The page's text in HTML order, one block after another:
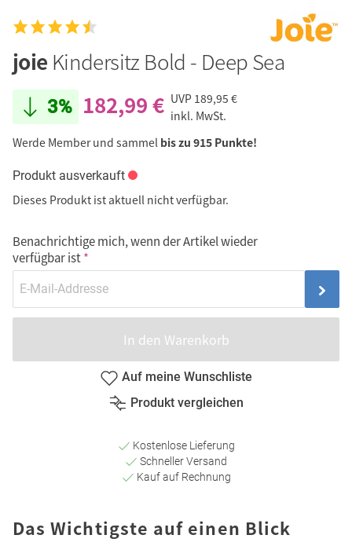
joie Kindersitz Bold - Deep Sea
3% 182,99 € UVP 189,95 €
inkl. MwSt.
Werde Member und sammel bis zu 915 Punkte!
Produkt ausverkauft
Dieses Produkt ist aktuell nicht verfügbar.
Benachrichtige mich, wenn der Artikel wieder
verfügbar ist
In den Warenkorb
Auf meine Wunschliste
Produkt vergleichen
Kostenlose Lieferung
Schneller Versand
Kauf auf Rechnung
Das Wichtigste auf einen Blick